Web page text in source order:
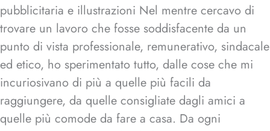
pubblicitaria e illustrazioni Nel mentre cercavo di
trovare un lavoro che fosse soddisfacente da un
punto di vista professionale, remunerativo, sindacale
ed etico, ho sperimentato tutto, dalle cose che mi
incuriosivano di più a quelle più facili da
raggiungere, da quelle consigliate dagli amici a
quelle più comode da fare a casa. Da ogni